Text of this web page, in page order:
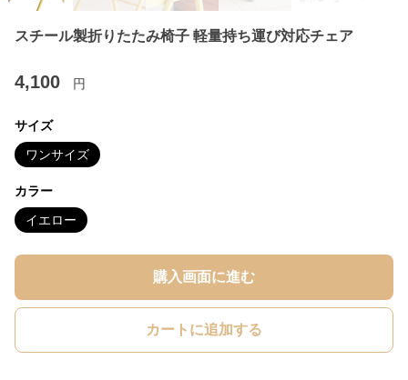
スチール製折りたたみ椅子 軽量持ち運び対応チェア
4,100 円
サイズ
ワンサイズ
カラー
イエロー
購入画面に進む
カートに追加する